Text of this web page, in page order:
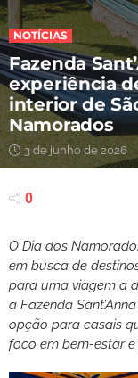
NOTÍCIAS
Fazenda
experiência
interior de
Namorados
3 de junho de 2026
0
O Dia dos
em busca de
para uma viagem a
a Fazenda
opção para casais
foco em bem-estar